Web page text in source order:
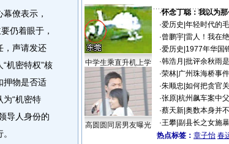
僚表示，
仍着眼于，
，声请发还
机密特权”核
押物是否适
为“机密特
导人身份的
中学生乘直升机上学
高圆圆同居男友曝光
·怀念丁聪：我以为
·爱历史 年轻时代的
·曾鹏宇| 雷人！我在
·爱历史 1977年华国
·韩浩月 批评余秋雨
·荣林| 广州珠海桥事
·朱顺忠 如何把贪官
·张原| 杭州飙车案中
·蔡天新| 奥数本身并
·王攀| 副县长之女施
热点标签： 章子怡 春